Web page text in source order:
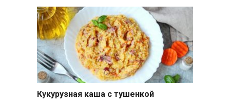
Кукурузная каша с тушенкой